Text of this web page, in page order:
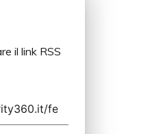
il link RSS